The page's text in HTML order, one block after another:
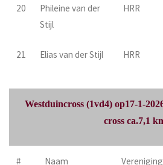
20
Phileine van der
Stijl
HRR
21 Elias van der Stijl HRR
Westduincross (1vd4) op17-1-
cross ca.7,1
# Naam Vereniging